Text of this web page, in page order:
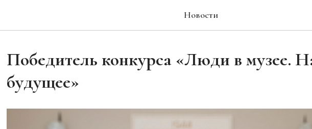
Новости
Победитель конкурса «Люди в музее.
будущее»